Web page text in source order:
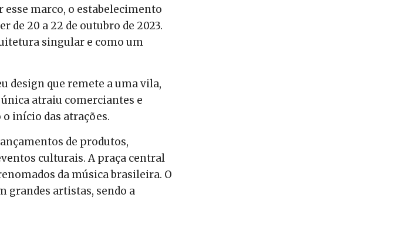
marco, o estabelecimento
de 20 a 22 de outubro de 2023.
singular e como um
design que remete a uma vila,
atraiu comerciantes e
início das atrações.
de produtos,
culturais. A praça central
da música brasileira. O
grandes artistas, sendo a